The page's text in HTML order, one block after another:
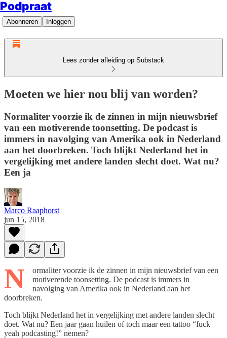
Podpraat
Abonneren Inloggen
Lees zonder afleiding op Substack
Moeten we hier nou blij van worden?
Normaliter voorzie ik de zinnen in mijn nieuwsbrief
van een motiverende toonsetting. De podcast is
immers in navolging van Amerika ook in Nederland
aan het doorbreken. Toch blijkt Nederland het in
vergelijking met andere landen slecht doet. Wat nu?
Een ja
Marco Raaphorst
jun 15, 2018
N
ormaliter voorzie ik de zinnen in mijn nieuwsbrief van een
motiverende toonsetting. De podcast is immers in
navolging van Amerika ook in Nederland aan het
doorbreken.
Toch blijkt Nederland het in vergelijking met andere landen slecht
doet. Wat nu? Een jaar gaan huilen of toch maar een tattoo “fuck
yeah podcasting!” nemen?